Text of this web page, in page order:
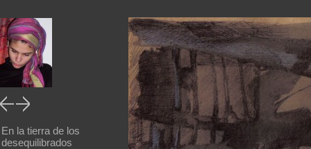
En la tierra de los
desequilibrados